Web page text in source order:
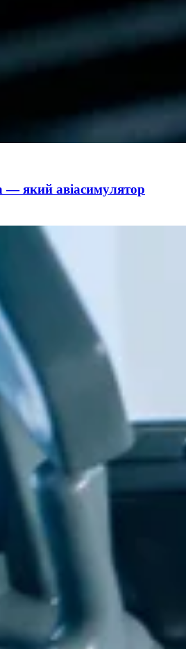
— який авіасимулятор